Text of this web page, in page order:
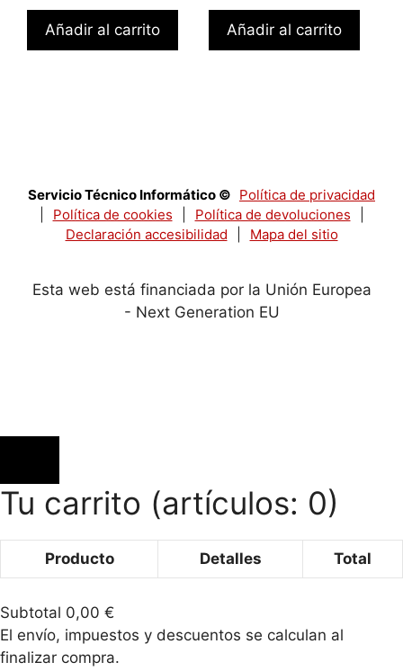
Añadir al carrito Añadir al carrito
Servicio Técnico Informático © Política de privacidad
Política de cookies Política de devoluciones
Declaración accesibilidad
Mapa del sitio
Esta web está financiada por la Unión Europea
- Next Generation EU
Tu carrito (artículos: 0)
Productos
del
Producto Detalles Total
Subtotal 0,00 €
El envío, impuestos y descuentos se calculan al
finalizar compra.